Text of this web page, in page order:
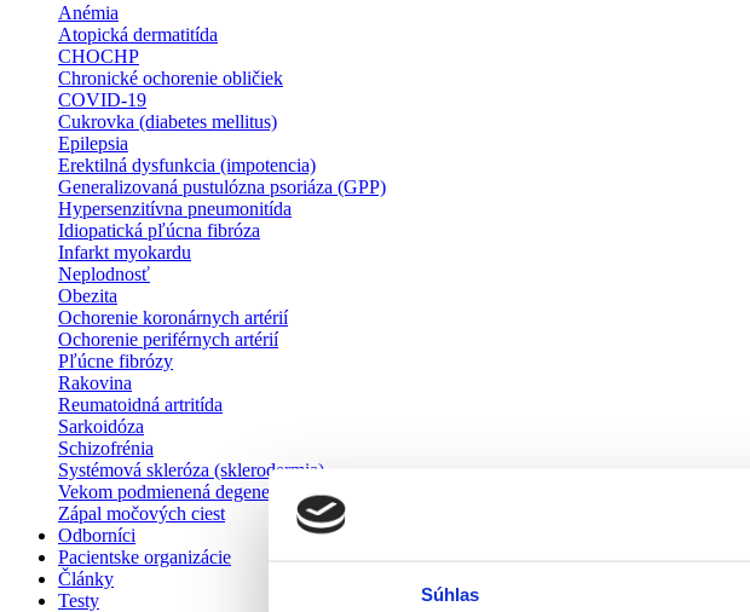
Súhlas
Anémia
Atopická dermatitída
CHOCHP
Chronické ochorenie obličiek
COVID-19
Cukrovka (diabetes mellitus)
Epilepsia
Erektilná dysfunkcia (impotencia)
Generalizovaná pustulózna psoriáza (GPP)
Hypersenzitívna pneumonitída
Idiopatická pľúcna fibróza
Infarkt myokardu
Neplodnosť
Obezita
Ochorenie koronárnych artérií
Ochorenie periférnych artérií
Pľúcne fibrózy
Rakovina
Reumatoidná artritída
Sarkoidóza
Schizofrénia
Systémová skleróza (sklerodermia)
Vekom podmienená degenerácia makuly
Zápal močových ciest
Odborníci
Pacientske organizácie
Články
Testy